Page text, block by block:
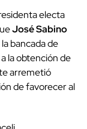
electa
José Sabino
bancada de
la obtención de
arremetió
de favorecer al